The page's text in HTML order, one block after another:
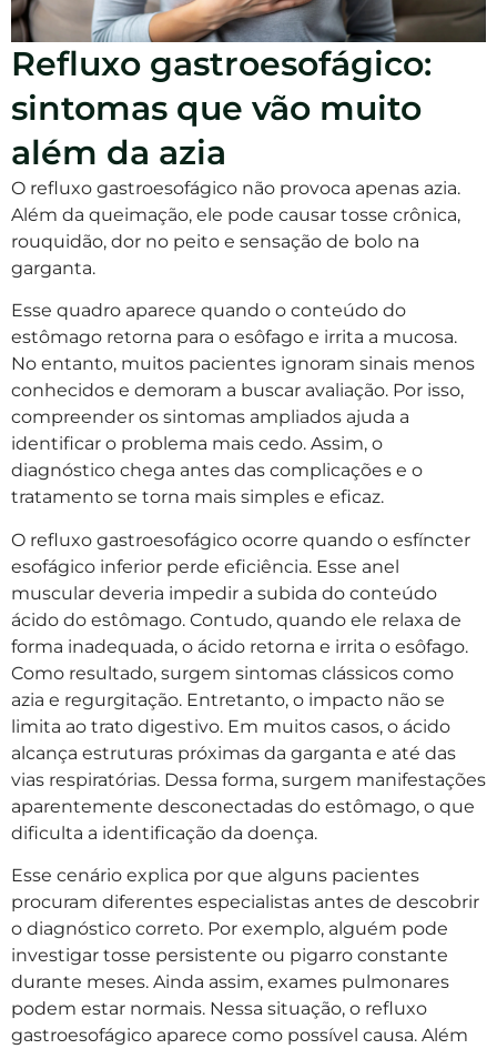
Refluxo gastroesofágico:
sintomas que vão muito
além da azia
O refluxo gastroesofágico não provoca apenas azia.
Além da queimação, ele pode causar tosse crônica,
rouquidão, dor no peito e sensação de bolo na
garganta.
Esse quadro aparece quando o conteúdo do
estômago retorna para o esôfago e irrita a mucosa.
No entanto, muitos pacientes ignoram sinais menos
conhecidos e demoram a buscar avaliação. Por isso,
compreender os sintomas ampliados ajuda a
identificar o problema mais cedo. Assim, o
diagnóstico chega antes das complicações e o
tratamento se torna mais simples e eficaz.
O refluxo gastroesofágico ocorre quando o esfíncter
esofágico inferior perde eficiência. Esse anel
muscular deveria impedir a subida do conteúdo
ácido do estômago. Contudo, quando ele relaxa de
forma inadequada, o ácido retorna e irrita o esôfago.
Como resultado, surgem sintomas clássicos como
azia e regurgitação. Entretanto, o impacto não se
limita ao trato digestivo. Em muitos casos, o ácido
alcança estruturas próximas da garganta e até das
vias respiratórias. Dessa forma, surgem manifestações
aparentemente desconectadas do estômago, o que
dificulta a identificação da doença.
Esse cenário explica por que alguns pacientes
procuram diferentes especialistas antes de descobrir
o diagnóstico correto. Por exemplo, alguém pode
investigar tosse persistente ou pigarro constante
durante meses. Ainda assim, exames pulmonares
podem estar normais. Nessa situação, o refluxo
gastroesofágico aparece como possível causa. Além